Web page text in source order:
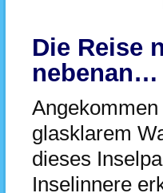
Die Reise
nebenan…
glasklarem
dieses
Inselinnere